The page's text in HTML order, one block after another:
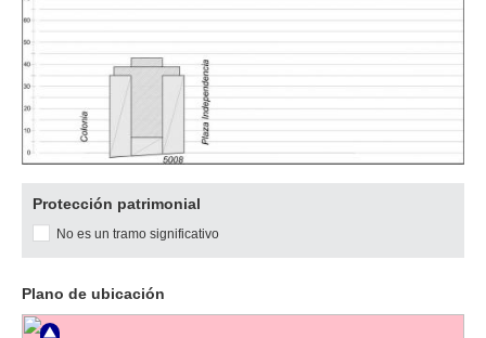
Descargar
original
Protección patrimonial
No es un tramo significativo
Plano de ubicación